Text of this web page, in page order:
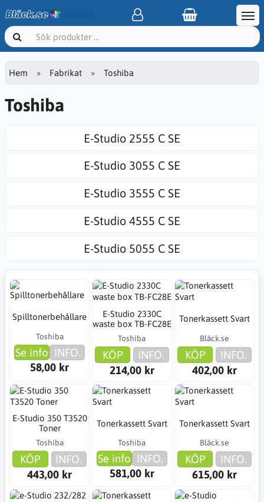
Hem Fabrikat Toshiba
Toshiba
E-Studio 2555 C SE
E-Studio 3055 C SE
E-Studio 3555 C SE
E-Studio 4555 C SE
E-Studio 5055 C SE
Spilltonerbehållare
Toshiba
Se info INFO.
58,00 kr
E-Studio 2330C
waste box TB-FC28E
Toshiba
KÖP
INFO.
214,00 kr
Tonerkassett Svart
Bläck.se
KÖP
INFO.
402,00 kr
E-Studio 350 T3520
Toner
Toshiba
KÖP
INFO.
443,00 kr
Tonerkassett Svart
Toshiba
Se info INFO.
581,00 kr
Tonerkassett Svart
Bläck.se
KÖP
INFO.
615,00 kr